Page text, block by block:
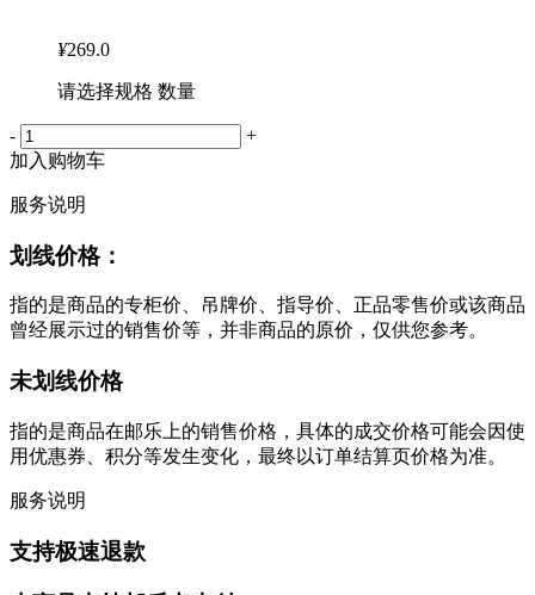
¥269.0
请选择规格 数量
-
+
加入购物车
服务说明
划线价格：
指的是商品的专柜价、吊牌价、指导价、正品零售价或该商品
曾经展示过的销售价等，并非商品的原价，仅供您参考。
未划线价格
指的是商品在邮乐上的销售价格，具体的成交价格可能会因使
用优惠券、积分等发生变化，最终以订单结算页价格为准。
服务说明
支持极速退款